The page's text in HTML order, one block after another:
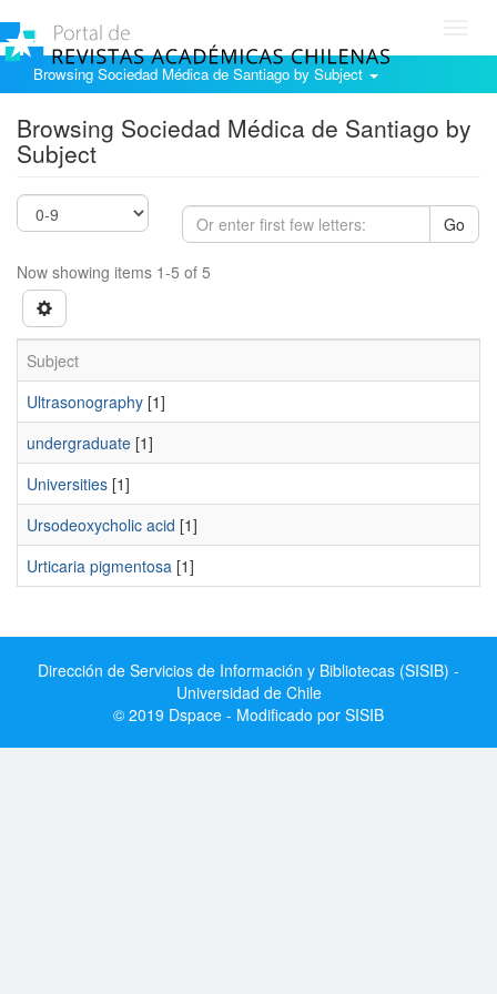
Browsing Sociedad Médica de Santiago by Subject
Browsing Sociedad Médica de Santiago by
Subject
Go
Now showing items 1-5 of 5
Subject
Ultrasonography [1]
undergraduate [1]
Universities [1]
Ursodeoxycholic acid [1]
Urticaria pigmentosa [1]
Dirección de Servicios de Información y Bibliotecas (SISIB) -
Universidad de Chile
© 2019 Dspace - Modificado por SISIB